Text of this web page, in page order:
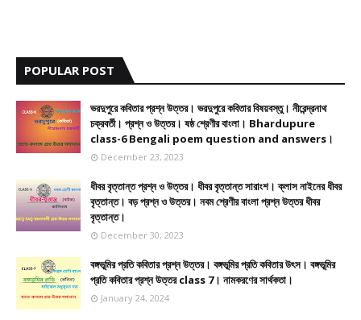
POPULAR POST
ভরদুপুরে কবিতার প্রশ্ন উত্তর। ভরদুপুরে কবিতার বিষয়বস্তু। নীরেন্দ্রনাথ
চক্রবর্তী। প্রশ্ন ও উত্তর। ষষ্ঠ শ্রেণীর বাংলা। Bhardupure
class-6 Bengali poem question and answers।
December 23, 2023
ধীবর বৃত্তান্ত প্রশ্ন ও উত্তর। ধীবর বৃত্তান্ত সারাংশ। ক্লাস নাইনের ধীবর
বৃত্তান্ত। বড় প্রশ্ন ও উত্তর। নবম শ্রেণীর বাংলা প্রশ্ন উত্তর ধীবর
বৃত্তান্ত।
December 30, 2023
বঙ্গভূমির প্রতি কবিতার প্রশ্ন উত্তর। বঙ্গভূমির প্রতি কবিতার উৎস। বঙ্গভূমির
প্রতি কবিতার প্রশ্ন উত্তর class 7। নামকরণের সার্থকতা।
January 24, 2024